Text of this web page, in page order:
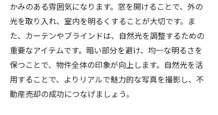
かみのある雰囲気になります。窓を開けることで、外の
光を取り入れ、室内を明るくすることが大切です。ま
た、カーテンやブラインドは、自然光を調整するための
重要なアイテムです。暗い部分を避け、均一な明るさを
保つことで、物件全体の印象が向上します。自然光を活
用することで、よりリアルで魅力的な写真を撮影し、不
動産売却の成功につなげましょう。